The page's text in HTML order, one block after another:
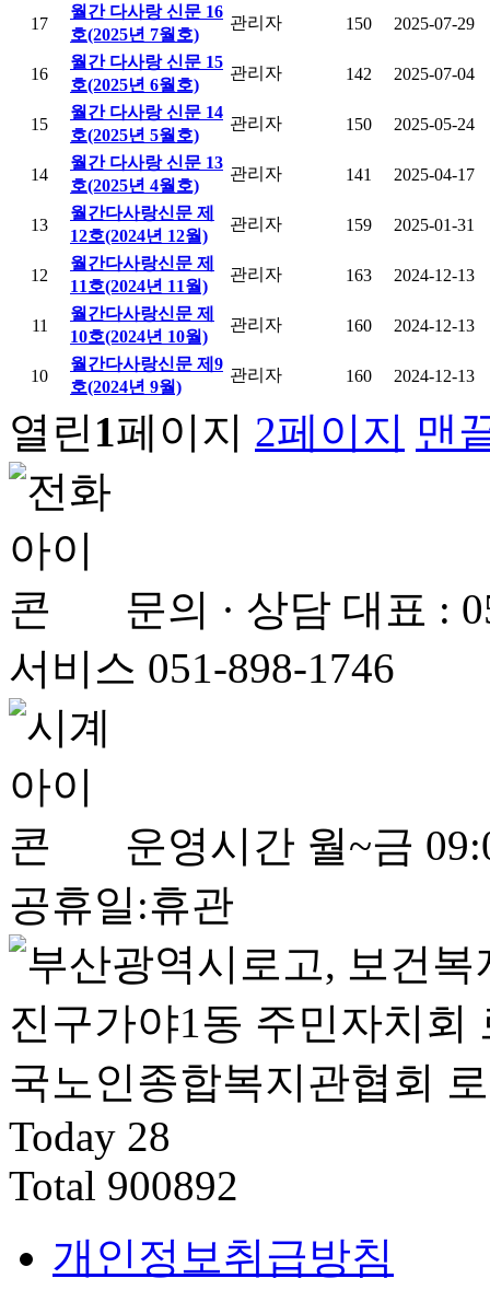
17
월간 다사랑 신문 16
호(2025년 7월호)
관리자 150 2025-07-29
16
월간 다사랑 신문 15
호(2025년 6월호)
관리자 142 2025-07-04
15
월간 다사랑 신문 14
호(2025년 5월호)
관리자 150 2025-05-24
14
월간 다사랑 신문 13
호(2025년 4월호)
관리자 141 2025-04-17
13
월간다사랑신문 제
12호(2024년 12월)
관리자 159 2025-01-31
12
월간다사랑신문 제
11호(2024년 11월)
관리자 163 2024-12-13
11
월간다사랑신문 제
10호(2024년 10월)
관리자 160 2024-12-13
10
월간다사랑신문 제9
호(2024년 9월)
관리자 160 2024-12-13
열린 1페이지 2페이지 맨
문의 · 상담 대표 :
서비스 051-898-1746
운영시간 월~금
공휴일:휴관
Today 28
Total 900892
개인정보취급방침